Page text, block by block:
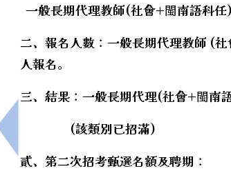
school.aspx?sch=213626
school.aspx?sch=213626
school.aspx?sch=213626
school.aspx?sch=213626
school.aspx?sch=213626
上一筆：因應颱風來襲，7月10日辦理
一般長期代理教師(社會+閩南語科任
二、報名人數：一般長期代理教師 (
人報名。
三、結果：一般長期代理(社會+閩
(該類別已招滿)
貳、第二次招考甄選名額及聘期：